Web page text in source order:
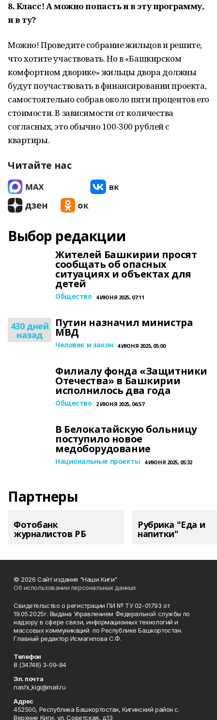
8. Класс! А можно попасть и в эту программу,
и в ту?
Можно! Проведите собрание жильцов и решите,
что хотите участвовать. Но в «Башкирском
комфортном дворике» жильцы двора должны
будут поучаствовать в финансировании проекта,
самостоятельно собрав около пяти процентов его
стоимости. В зависимости от количества
согласных, это обычно 100-300 рублей с
квартиры.
Читайте нас
Выбор редакции
Жителей Башкирии просят
сообщать об опасных
ситуациях и объектах для
детей
Общество 4 ИЮНЯ 2025, 07:11
430 дней
назад
Путин назначил министра
МВД
Человек и закон 4 ИЮНЯ 2025, 05:00
Филиалу фонда «Защитники
Отечества» в Башкирии
исполнилось два года
Общество 2 ИЮНЯ 2025, 06:57
В Белокатайскую больницу
поступило новое
медоборудование
Национальные проекты 4 ИЮНЯ 2025, 05:32
Партнеры
Фотобанк
журналистов РБ
Рубрика "Еда и
напитки"
© 2026 Сайт издания "Наши Киги"
Об использовании персональных данных
Свидетельство о регистрации ПИ № ТУ 02-01793 от
19.05.2025г. Выдана Управлением Федеральной службы по
надзору в сфере связи, информационных технологий и
массовых коммуникаций по Республике Башкортостан.
Главный редактор Исмагилова С.Ф.
Телефон
8 (34748) 3-09-84
Эл. почта
nashi_kigi@mail.ru
Адрес
452500, Республика Башкортостан, Кигинский район с.
Верхние Киги, ул. Советская, д.13